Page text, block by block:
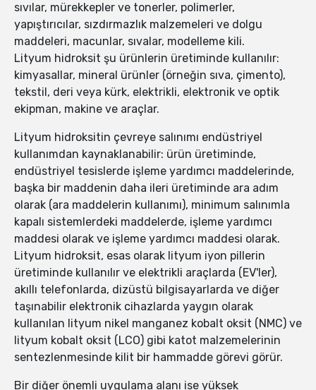
sıvılar, mürekkepler ve tonerler, polimerler,
yapıştırıcılar, sızdırmazlık malzemeleri ve dolgu
maddeleri, macunlar, sıvalar, modelleme kili.
Lityum hidroksit şu ürünlerin üretiminde kullanılır:
kimyasallar, mineral ürünler (örneğin sıva, çimento),
tekstil, deri veya kürk, elektrikli, elektronik ve optik
ekipman, makine ve araçlar.
Lityum hidroksitin çevreye salınımı endüstriyel
kullanımdan kaynaklanabilir: ürün üretiminde,
endüstriyel tesislerde işleme yardımcı maddelerinde,
başka bir maddenin daha ileri üretiminde ara adım
olarak (ara maddelerin kullanımı), minimum salınımla
kapalı sistemlerdeki maddelerde, işleme yardımcı
maddesi olarak ve işleme yardımcı maddesi olarak.
Lityum hidroksit, esas olarak lityum iyon pillerin
üretiminde kullanılır ve elektrikli araçlarda (EV'ler),
akıllı telefonlarda, dizüstü bilgisayarlarda ve diğer
taşınabilir elektronik cihazlarda yaygın olarak
kullanılan lityum nikel manganez kobalt oksit (NMC) ve
lityum kobalt oksit (LCO) gibi katot malzemelerinin
sentezlenmesinde kilit bir hammadde görevi görür.
Bir diğer önemli uygulama alanı ise yüksek